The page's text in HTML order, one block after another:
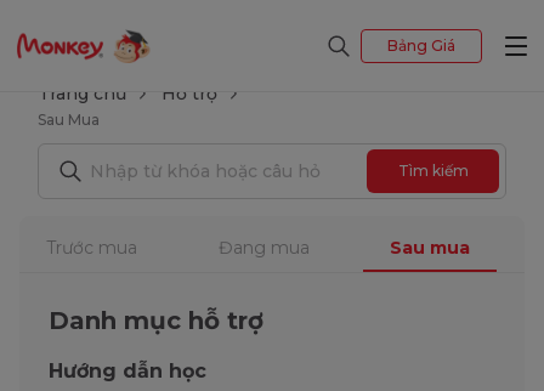
Bảng Giá
Trang chủ Hỗ trợ
Sau Mua
Tìm kiếm
Trước mua Đang mua Sau mua
Danh mục hỗ trợ
Hướng dẫn học